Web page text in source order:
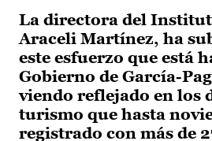
La directora del
Araceli Martínez, ha
este esfuerzo que está
Gobierno de García-
viendo reflejado en los
turismo que hasta
registrado con más de